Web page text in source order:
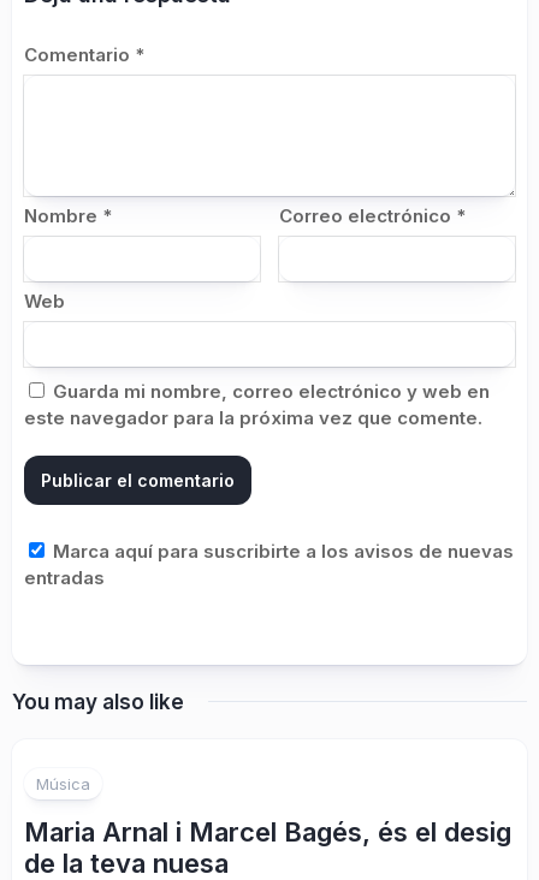
Comentario *
Nombre * Correo electrónico *
Web
Guarda mi nombre, correo electrónico y web en
este navegador para la próxima vez que comente.
Marca aquí para suscribirte a los avisos de nuevas
entradas
You may also like
Música
Maria Arnal i Marcel Bagés, és el desig
de la teva nuesa